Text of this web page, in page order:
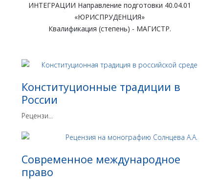
ИНТЕГРАЦИИ Направление подготовки 40.04.01
«ЮРИСПРУДЕНЦИЯ»
Квалификация (степень) - МАГИСТР.
Конституционные традиции в
России
Рецензи...
Современное международное
право